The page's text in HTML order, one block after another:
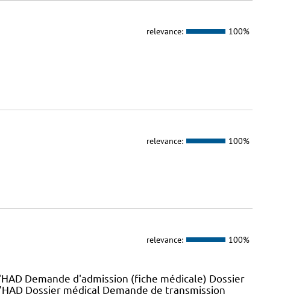
relevance: 100%
relevance: 100%
relevance: 100%
Demande d'admission (fiche médicale) Dossier
Dossier médical Demande de transmission